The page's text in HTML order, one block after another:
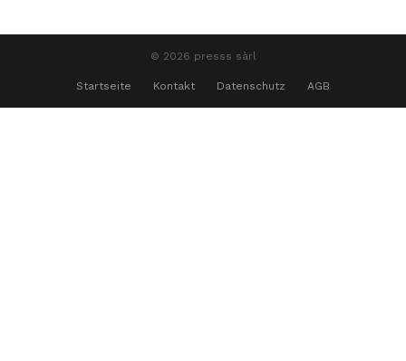
© 2026 presss sàrl
Startseite Kontakt Datenschutz AGB